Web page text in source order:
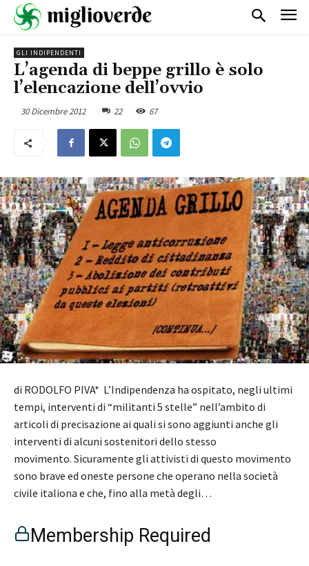
GLI INDIPENDENTI
L’agenda di beppe grillo è solo
l’elencazione dell’ovvio
30 Dicembre 2012 22 67
di RODOLFO PIVA* L’Indipendenza ha ospitato, negli ultimi
tempi, interventi di “militanti 5 stelle” nell’ambito di
articoli di precisazione ai quali si sono aggiunti anche gli
interventi di alcuni sostenitori dello stesso
movimento. Sicuramente gli attivisti di questo movimento
sono brave ed oneste persone che operano nella società
civile italiona e che, fino alla metà degli…
Membership Required